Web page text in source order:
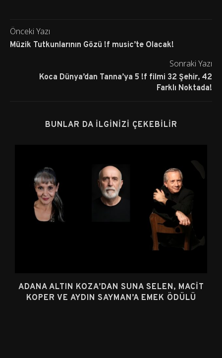
Önceki Yazı
Müzik Tutkunlarının Gözü !f music’te Olacak!
Sonraki Yazı
Koca Dünya’dan Tanna’ya 5 !f filmi 32 Şehir, 42
Farklı Noktada!
BUNLAR DA İLGINIZI ÇEKEBILIR
ADANA ALTIN KOZA’DAN SUNA SELEN, MACIT
KOPER VE AYDIN SAYMAN’A EMEK ÖDÜLÜ